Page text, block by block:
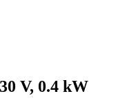
V, 0.4 kW